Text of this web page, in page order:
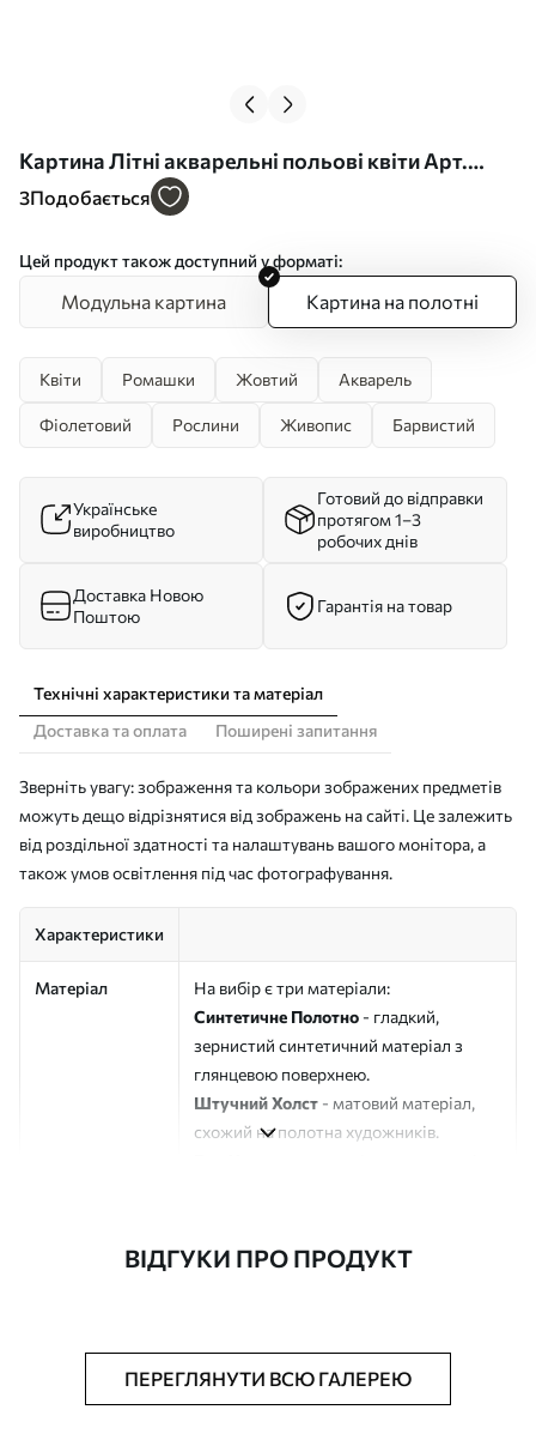
Картина Літні акварельні польові квіти Арт.
s39340
3Подобається
Цей продукт також доступний у форматі:
Модульна картина Картина на полотні
Квіти Ромашки Жовтий Акварель
Фіолетовий Рослини Живопис Барвистий
Українське
виробництво
Готовий до відправки
протягом 1–3
робочих днів
Доставка Новою
Поштою
Гарантія на товар
Технічні характеристики та матеріал
Доставка та оплата
Поширені запитання
Зверніть увагу: зображення та кольори зображених предметів
можуть дещо відрізнятися від зображень на сайті. Це залежить
від роздільної здатності та налаштувань вашого монітора, а
також умов освітлення під час фотографування.
Характеристики
Матеріал
На вибір є три матеріали:
Синтетичне Полотно - гладкий,
зернистий синтетичний матеріал з
глянцевою поверхнею.
Штучний Холст - матовий матеріал,
схожий на полотна художників.
Додатково Можна додати лакове покриття.
ВІДГУКИ ПРО ПРОДУКТ
ПЕРЕГЛЯНУТИ ВСЮ ГАЛЕРЕЮ